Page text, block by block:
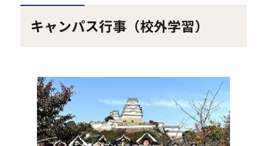
キャンパス行事（校外学習）